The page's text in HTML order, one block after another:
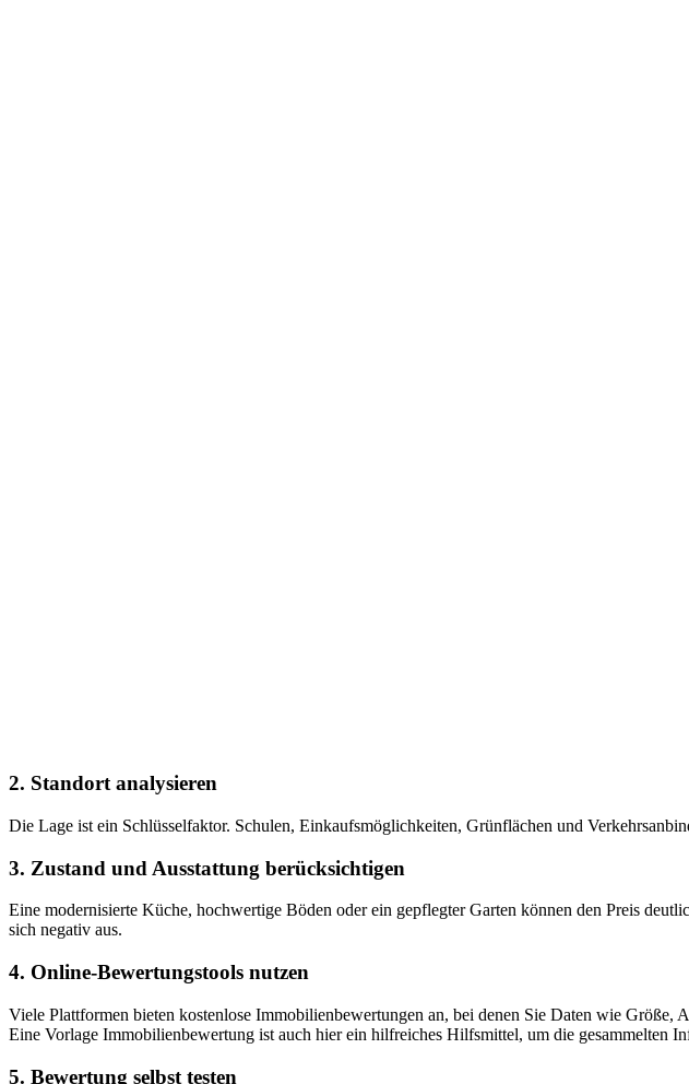
2. Standort analysieren
Die Lage ist ein Schlüsselfaktor. Schulen, Einkaufsmöglichkeiten, Grünflächen und
3. Zustand und Ausstattung berücksichtigen
Eine modernisierte Küche, hochwertige Böden oder ein gepflegter Garten können den Preis
sich negativ aus.
4. Online-Bewertungstools nutzen
Viele Plattformen bieten kostenlose Immobilienbewertungen an, bei denen Sie Daten wie
Eine Vorlage Immobilienbewertung ist auch hier ein hilfreiches Hilfsmittel, um die gesammelten
5. Bewertung selbst testen